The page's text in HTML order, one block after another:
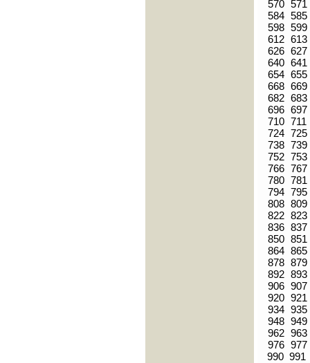
570 571
584 585
598 599
612 613
626 627
640 641
654 655
668 669
682 683
696 697
710 711
724 725
738 739
752 753
766 767
780 781
794 795
808 809
822 823
836 837
850 851
864 865
878 879
892 893
906 907
920 921
934 935
948 949
962 963
976 977
990 991